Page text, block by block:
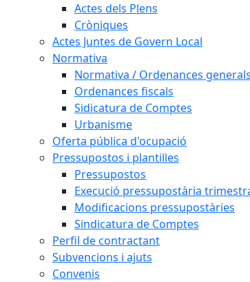
Actes dels Plens
Cròniques
Actes Juntes de Govern Local
Normativa
Normativa / Ordenances generals
Ordenances fiscals
Sidicatura de Comptes
Urbanisme
Oferta pública d'ocupació
Pressupostos i plantilles
Pressupostos
Execució pressupostària
Modificacions pressupostàries
Sindicatura de Comptes
Perfil de contractant
Subvencions i ajuts
Convenis